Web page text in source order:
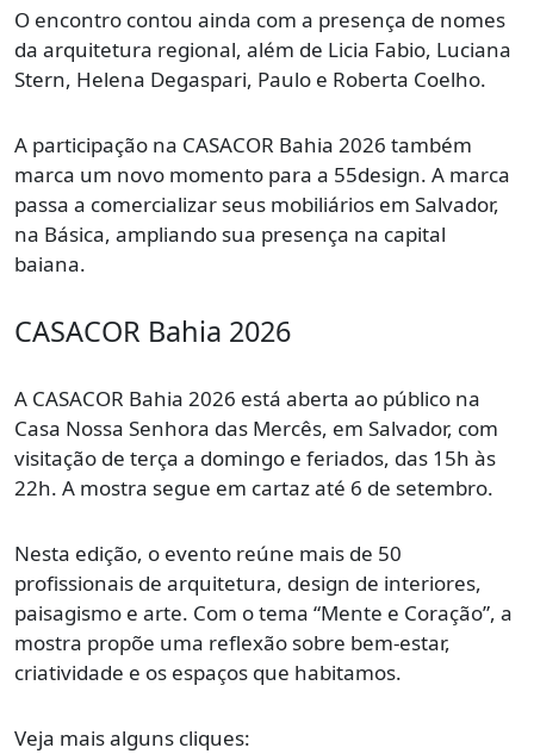
O encontro contou ainda com a presença de nomes
da arquitetura regional, além de Licia Fabio, Luciana
Stern, Helena Degaspari, Paulo e Roberta Coelho.
A participação na CASACOR Bahia 2026 também
marca um novo momento para a 55design. A marca
passa a comercializar seus mobiliários em Salvador,
na Básica, ampliando sua presença na capital
baiana.
CASACOR Bahia 2026
A CASACOR Bahia 2026 está aberta ao público na
Casa Nossa Senhora das Mercês, em Salvador, com
visitação de terça a domingo e feriados, das 15h às
22h. A mostra segue em cartaz até 6 de setembro.
Nesta edição, o evento reúne mais de 50
profissionais de arquitetura, design de interiores,
paisagismo e arte. Com o tema “Mente e Coração”, a
mostra propõe uma reflexão sobre bem-estar,
criatividade e os espaços que habitamos.
Veja mais alguns cliques: